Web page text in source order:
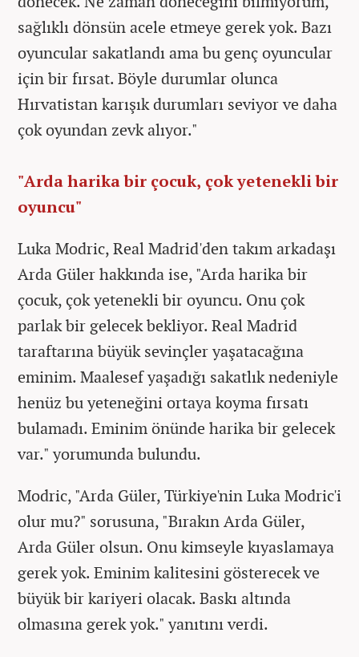
sağlıklı dönsün acele etmeye gerek yok. Bazı
oyuncular sakatlandı ama bu genç oyuncular
için bir fırsat. Böyle durumlar olunca
Hırvatistan karışık durumları seviyor ve daha
çok oyundan zevk alıyor."
"Arda harika bir çocuk, çok yetenekli bir
oyuncu"
Luka Modric, Real Madrid'den takım arkadaşı
Arda Güler hakkında ise, "Arda harika bir
çocuk, çok yetenekli bir oyuncu. Onu çok
parlak bir gelecek bekliyor. Real Madrid
taraftarına büyük sevinçler yaşatacağına
eminim. Maalesef yaşadığı sakatlık nedeniyle
henüz bu yeteneğini ortaya koyma fırsatı
bulamadı. Eminim önünde harika bir gelecek
var." yorumunda bulundu.
Modric, "Arda Güler, Türkiye'nin Luka Modric'i
olur mu?" sorusuna, "Bırakın Arda Güler,
Arda Güler olsun. Onu kimseyle kıyaslamaya
gerek yok. Eminim kalitesini gösterecek ve
büyük bir kariyeri olacak. Baskı altında
olmasına gerek yok." yanıtını verdi.